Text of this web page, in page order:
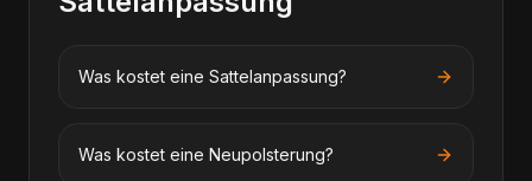
Was kostet eine Sattelanpassung?
Was kostet eine Neupolsterung?